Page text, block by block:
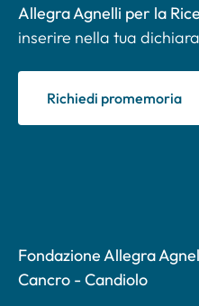
Allegra Agnelli per la
inserire nella tua
Richiedi promemoria
Fondazione Allegra
Cancro - Candiolo